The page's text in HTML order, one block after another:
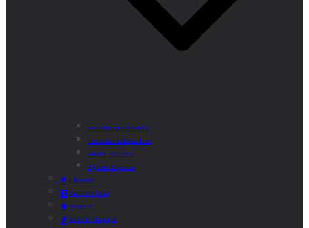
Actividades Semanales
Instalaciones Deportivas
Alquiler Bicicletas
Agenda Deportiva
Educación
Centro de Salud
Mayores
Comedor Municipal